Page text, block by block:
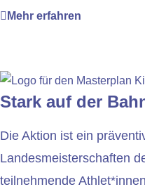
Mehr erfahren
Stark auf der
Die Aktion ist ein
Landesmeisterschaften
teilnehmende